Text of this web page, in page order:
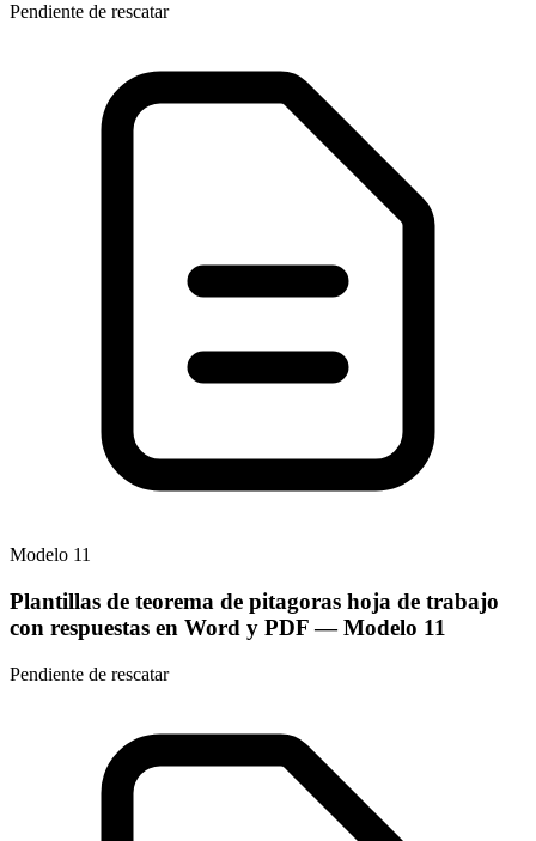
Pendiente de rescatar
Modelo 11
Plantillas de teorema de pitagoras hoja de trabajo
con respuestas en Word y PDF— Modelo 11
Pendiente de rescatar